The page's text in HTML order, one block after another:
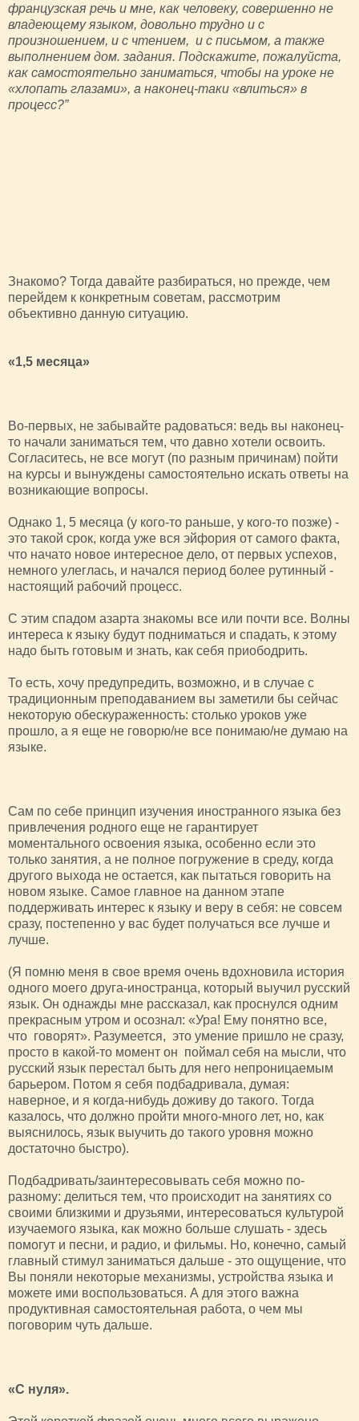
французская речь и мне, как человеку, совершенно не
владеющему языком, довольно трудно и с
произношением, и с чтением, и с письмом, а также
выполнением дом. задания. Подскажите, пожалуйста,
как самостоятельно заниматься, чтобы на уроке не
«хлопать глазами», а наконец-таки «влиться» в
процесс?”
Знакомо? Тогда давайте разбираться, но прежде, чем
перейдем к конкретным советам, рассмотрим
объективно данную ситуацию.
«1,5 месяца»
Во-первых, не забывайте радоваться: ведь вы наконец-
то начали заниматься тем, что давно хотели освоить.
Согласитесь, не все могут (по разным причинам) пойти
на курсы и вынуждены самостоятельно искать ответы на
возникающие вопросы.
Однако 1, 5 месяца (у кого-то раньше, у кого-то позже) -
это такой срок, когда уже вся эйфория от самого факта,
что начато новое интересное дело, от первых успехов,
немного улеглась, и начался период более рутинный -
настоящий рабочий процесс.
С этим спадом азарта знакомы все или почти все. Волны
интереса к языку будут подниматься и спадать, к этому
надо быть готовым и знать, как себя приободрить.
То есть, хочу предупредить, возможно, и в случае с
традиционным преподаванием вы заметили бы сейчас
некоторую обескураженность: столько уроков уже
прошло, а я еще не говорю/не все понимаю/не думаю на
языке.
Сам по себе принцип изучения иностранного языка без
привлечения родного еще не гарантирует
моментального освоения языка, особенно если это
только занятия, а не полное погружение в среду, когда
другого выхода не остается, как пытаться говорить на
новом языке. Самое главное на данном этапе
поддерживать интерес к языку и веру в себя: не совсем
сразу, постепенно у вас будет получаться все лучше и
лучше.
(Я помню меня в свое время очень вдохновила история
одного моего друга-иностранца, который выучил русский
язык. Он однажды мне рассказал, как проснулся одним
прекрасным утром и осознал: «Ура! Ему понятно все,
что говорят». Разумеется, это умение пришло не сразу,
просто в какой-то момент он поймал себя на мысли, что
русский язык перестал быть для него непроницаемым
барьером. Потом я себя подбадривала, думая:
наверное, и я когда-нибудь доживу до такого. Тогда
казалось, что должно пройти много-много лет, но, как
выяснилось, язык выучить до такого уровня можно
достаточно быстро).
Подбадривать/заинтересовывать себя можно по-
разному: делиться тем, что происходит на занятиях со
своими близкими и друзьями, интересоваться культурой
изучаемого языка, как можно больше слушать - здесь
помогут и песни, и радио, и фильмы. Но, конечно, самый
главный стимул заниматься дальше - это ощущение, что
Вы поняли некоторые механизмы, устройства языка и
можете ими воспользоваться. А для этого важна
продуктивная самостоятельная работа, о чем мы
поговорим чуть дальше.
«С нуля».